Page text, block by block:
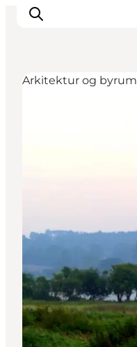
Arkitektur og byrum